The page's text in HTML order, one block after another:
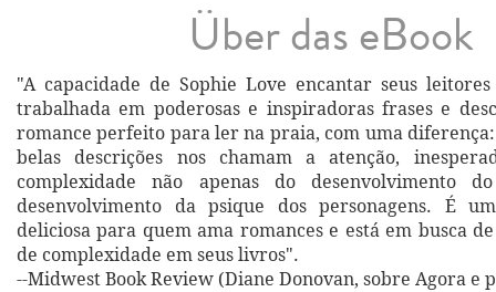
Über das eBook
"A capacidade de Sophie Love encantar seus
trabalhada em poderosas e inspiradoras frases e
romance perfeito para ler na praia, com uma diferença:
belas descrições nos chamam a atenção,
complexidade não apenas do desenvolvimento
desenvolvimento da psique dos personagens. É
deliciosa para quem ama romances e está em busca
de complexidade em seus livros".
--Midwest Book Review (Diane Donovan, sobre Agora e